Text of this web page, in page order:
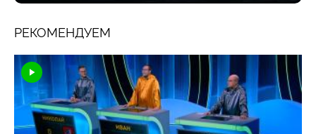
РЕКОМЕНДУЕМ